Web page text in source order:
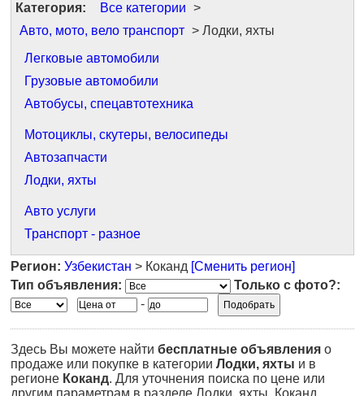
Категория: Все категории >
Авто, мото, вело транспорт > Лодки, яхты
Легковые автомобили
Грузовые автомобили
Автобусы, спецавтотехника
Мотоциклы, скутеры, велосипеды
Автозапчасти
Лодки, яхты
Авто услуги
Транспорт - разное
Регион: Узбекистан > Коканд [Сменить регион]
Тип объявления:
Только с фото?:
-
Здесь Вы можете найти бесплатные объявления о
продаже или покупке в категории Лодки, яхты и в
регионе Коканд. Для уточнения поиска по цене или
другим параметрам в разделе Лодки, яхты, Коканд